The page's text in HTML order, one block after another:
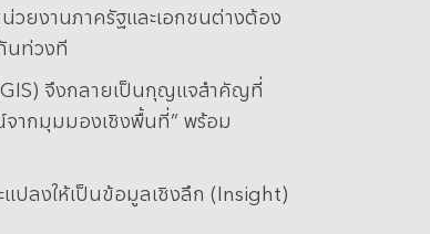
ยงานภาครัฐและเอกชนต่างต้อง
นท่วงที
จึงกลายเป็นกุญแจสำคัญที่
จากมุมมองเชิงพื้นที่” พร้อม
ปลงให้เป็นข้อมูลเชิงลึก (Insight)